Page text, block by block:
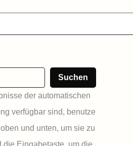
Suchen
der automatischen
verfügbar sind, benutze
und unten, um sie zu
die Eingabetaste, um die